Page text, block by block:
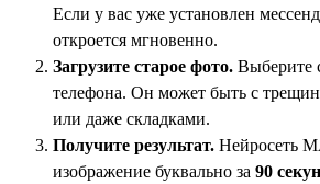
Если у вас уже установлен
откроется мгновенно.
Загрузите старое фото. Выберите
телефона. Он может быть с
или даже складками.
Получите результат. Нейросеть
изображение буквально за 90